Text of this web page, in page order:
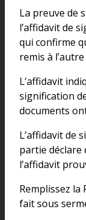
La preuve de
l’affidavit de
qui confirme
remis à
L’affidavit
signification
documents
L’affidavit de
partie déclare
l’affidavit
Remplissez la
fait sous